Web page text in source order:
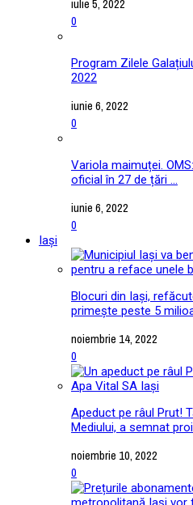
0
Program Zilele
2022
iunie 6, 2022
0
Variola maimuței.
oficial în 27 de țări ...
iunie 6, 2022
0
Iași
Blocuri din Iași,
primește peste 5
noiembrie 14, 2022
0
Apeduct pe râul Prut!
Mediului, a semnat
noiembrie 10, 2022
0